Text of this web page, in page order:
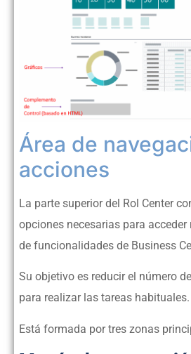
Área de
acciones
La parte superior del Rol Center
opciones necesarias para
de funcionalidades de Business
Su objetivo es reducir el número
para realizar las tareas habituales.
Está formada por tres zonas